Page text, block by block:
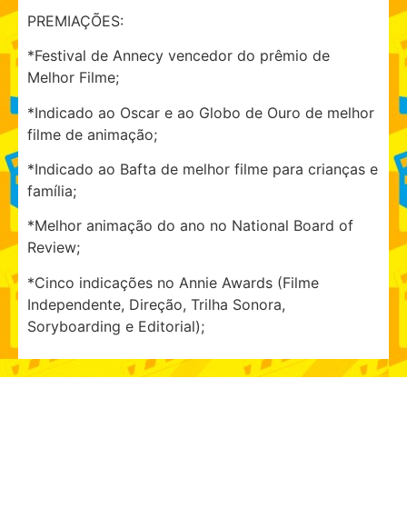
PREMIAÇÕES:
*Festival de Annecy vencedor do prêmio de
Melhor Filme;
*Indicado ao Oscar e ao Globo de Ouro de melhor
filme de animação;
*Indicado ao Bafta de melhor filme para crianças e
família;
*Melhor animação do ano no National Board of
Review;
*Cinco indicações no Annie Awards (Filme
Independente, Direção, Trilha Sonora,
Soryboarding e Editorial);